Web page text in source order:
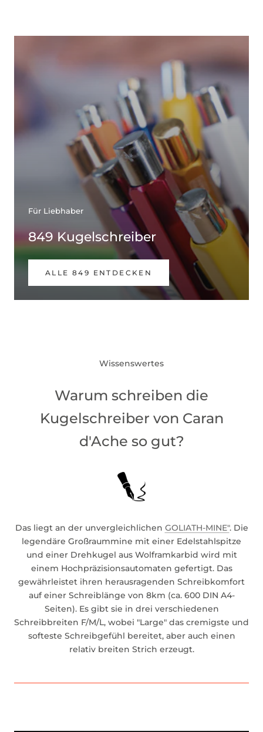
Für Liebhaber
849 Kugelschreiber
ALLE 849 ENTDECKEN
Wissenswertes
Warum schreiben die
Kugelschreiber von Caran
d'Ache so gut?
Das liegt an der unvergleichlichen GOLIATH-MINE". Die
legendäre Großraummine mit einer Edelstahlspitze
und einer Drehkugel aus Wolframkarbid wird mit
einem Hochpräzisionsautomaten gefertigt. Das
gewährleistet ihren herausragenden Schreibkomfort
auf einer Schreiblänge von 8km (ca. 600 DIN A4-
Seiten). Es gibt sie in drei verschiedenen
Schreibbreiten F/M/L, wobei "Large" das cremigste und
softeste Schreibgefühl bereitet, aber auch einen
relativ breiten Strich erzeugt.